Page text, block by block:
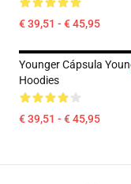
€ 39,51 - € 45,95
Younger Cápsula
Hoodies
€ 39,51 - € 45,95